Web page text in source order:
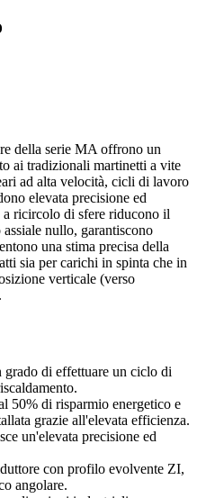
della serie MA offrono un
ai tradizionali martinetti a vite
ad alta velocità, cicli di lavoro
elevata precisione ed
ricircolo di sfere riducono il
nullo, garantiscono
una stima precisa della
sia per carichi in spinta che in
verticale (verso
di effettuare un ciclo di
50% di risparmio energetico e
grazie all'elevata efficienza.
un'elevata precisione ed
con profilo evolvente ZI,
angolare.